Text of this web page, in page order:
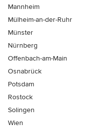
Mannheim
Mülheim-an-der-Ruhr
Münster
Nürnberg
Offenbach-am-Main
Osnabrück
Potsdam
Rostock
Solingen
Wien